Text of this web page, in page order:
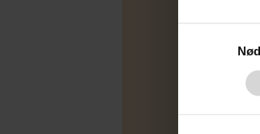
Ved at